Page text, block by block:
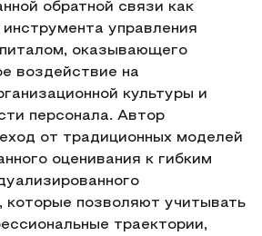
обратной связи как
инструмента управления
оказывающего
воздействие на
культуры и
персонала. Автор
от традиционных моделей
оценивания к гибким
которые позволяют учитывать
траектории,